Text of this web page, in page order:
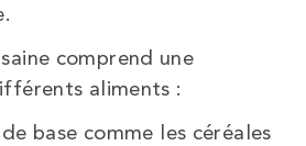
comprend une
aliments :
base comme les céréales